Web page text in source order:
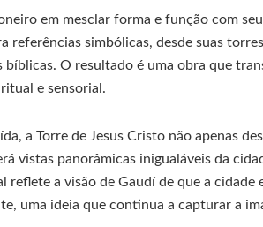
em mesclar forma e função com
referências simbólicas, desde suas
bíblicas. O resultado é uma obra que
e sensorial.
a Torre de Jesus Cristo não apenas
vistas panorâmicas inigualáveis da
reflete a visão de Gaudí de que a
uma ideia que continua a capturar a